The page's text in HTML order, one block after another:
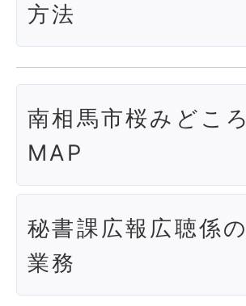
方法
南相馬市桜みどころ
MAP
秘書課広報広聴係の
業務